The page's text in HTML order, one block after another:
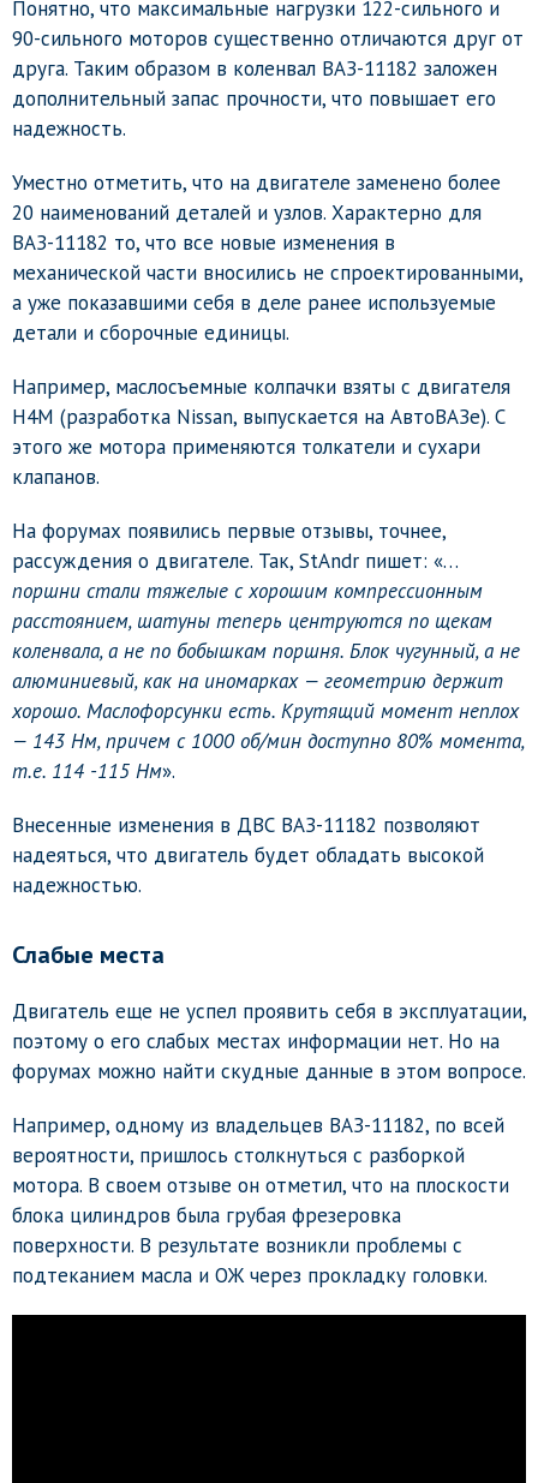
Понятно, что максимальные нагрузки 122-сильного и
90-сильного моторов существенно отличаются друг от
друга. Таким образом в коленвал ВАЗ-11182 заложен
дополнительный запас прочности, что повышает его
надежность.
Уместно отметить, что на двигателе заменено более
20 наименований деталей и узлов. Характерно для
ВАЗ-11182 то, что все новые изменения в
механической части вносились не спроектированными,
а уже показавшими себя в деле ранее используемые
детали и сборочные единицы.
Например, маслосъемные колпачки взяты с двигателя
H4M (разработка Nissan, выпускается на АвтоВАЗе). С
этого же мотора применяются толкатели и сухари
клапанов.
На форумах появились первые отзывы, точнее,
рассуждения о двигателе. Так, StAndr пишет: «…
поршни стали тяжелые с хорошим компрессионным
расстоянием, шатуны теперь центруются по щекам
коленвала, а не по бобышкам поршня. Блок чугунный, а не
алюминиевый, как на иномарках — геометрию держит
хорошо. Маслофорсунки есть. Крутящий момент неплох
— 143 Нм, причем с 1000 об/мин доступно 80% момента,
т.е. 114 -115 Нм».
Внесенные изменения в ДВС ВАЗ-11182 позволяют
надеяться, что двигатель будет обладать высокой
надежностью.
Слабые места
Двигатель еще не успел проявить себя в эксплуатации,
поэтому о его слабых местах информации нет. Но на
форумах можно найти скудные данные в этом вопросе.
Например, одному из владельцев ВАЗ-11182, по всей
вероятности, пришлось столкнуться с разборкой
мотора. В своем отзыве он отметил, что на плоскости
блока цилиндров была грубая фрезеровка
поверхности. В результате возникли проблемы с
подтеканием масла и ОЖ через прокладку головки.